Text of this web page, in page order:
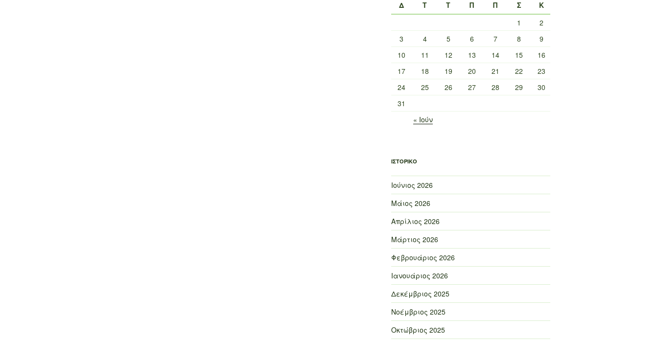
Δ
Τ Τ Π Π Σ
Κ
1
2
3
4 5 6 7 8
9
10
11 12 13 14 15
16
17
18 19 20 21 22
23
24
25 26 27 28 29
30
31
« Ιούν
ΙΣΤΟΡΙΚΌ
Ιούνιος 2026
Μάιος 2026
Απρίλιος 2026
Μάρτιος 2026
Φεβρουάριος 2026
Ιανουάριος 2026
Δεκέμβριος 2025
Νοέμβριος 2025
Οκτώβριος 2025